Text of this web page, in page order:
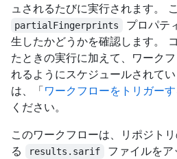
ュされるたびに実行されます。
partialFingerprints
プロパテ
生したかどうかを確認します。
たときの実行に加えて、ワーク
れるようにスケジュールされて
は、「ワークフローをトリガー
ください。
このワークフローは、リポジト
る
results.sarif
ファイルを